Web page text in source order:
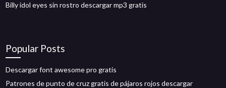
Billy idol eyes sin rostro descargar mp3 gratis
Popular Posts
Descargar font awesome pro gratis
Patrones de punto de cruz gratis de pájaros rojos descargar